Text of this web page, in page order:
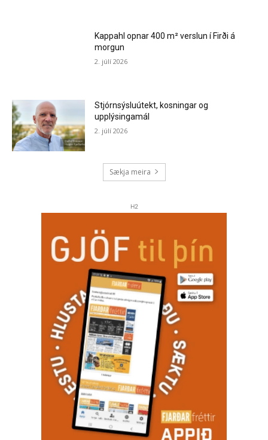
Kappahl opnar 400 m² verslun í Firði á
morgun
2. júlí 2026
Stjórnsýsluútekt, kosningar og
upplýsingamál
2. júlí 2026
Sækja meira
H2